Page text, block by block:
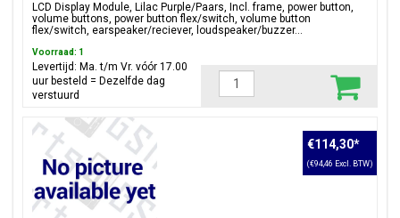
LCD Display Module, Lilac Purple/Paars, Incl. frame, power button,
volume buttons, power button flex/switch, volume button
flex/switch, earspeaker/reciever, loudspeaker/buzzer...
Voorraad: 1
Levertijd: Ma. t/m Vr. vóór 17.00
uur besteld = Dezelfde dag
verstuurd
€114,30*
(€94,46 Excl. BTW)